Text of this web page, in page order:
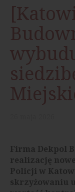
Firma Dekpol
realizację
Policji w
skrzyżowaniu